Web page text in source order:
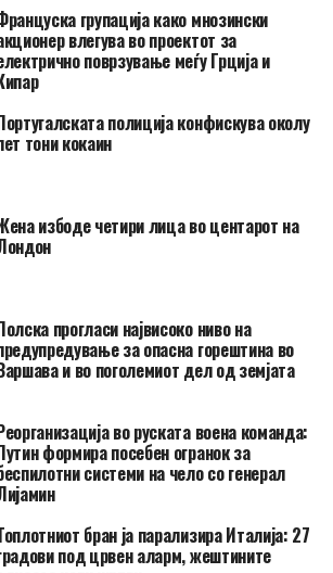
групација како мнозински
влегува во проектот за
поврзување меѓу Грција и
полиција конфискува околу
тони кокаин
избоде четири лица во центарот на
прогласи највисоко ниво на
за опасна горештина во
и во поголемиот дел од земјата
во руската воена команда:
формира посебен огранок за
системи на чело со генерал
бран ја парализира Италија: 27
под црвен аларм, жештините